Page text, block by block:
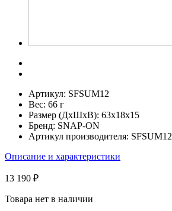
Артикул: SFSUM12
Вес: 66 г
Размер (ДхШхВ): 63x18x15
Бренд: SNAP-ON
Артикул производителя: SFSUM12
Описание и характеристики
13 190 ₽
Товара нет в наличии